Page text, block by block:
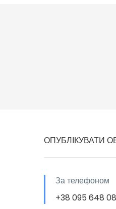
ОПУБЛІКУВАТИ
За телефоном
+38 095 648